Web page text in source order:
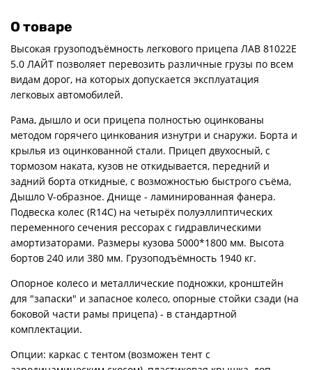
О товаре
Высокая грузоподъёмность легкового прицепа ЛАВ 81022Е
5.0 ЛАЙТ позволяет перевозить различные грузы по всем
видам дорог, на которых допускается эксплуатация
легковых автомобилей.
Рама, дышло и оси прицепа полностью оцинкованы
методом горячего цинкования изнутри и снаружи. Борта и
крылья из оцинкованной стали. Прицеп двухосный, с
тормозом наката, кузов не откидывается, передний и
задний борта откидные, с возможностью быстрого съёма,
Дышло V-образное. Днище - ламинированная фанера.
Подвеска колес (R14С) на четырёх полуэллиптических
переменного сечения рессорах с гидравлическими
амортизаторами. Размеры кузова 5000*1800 мм. Высота
бортов 240 или 380 мм. Грузоподъёмность 1940 кг.
Опорное колесо и металлические подножки, кронштейн
для "запаски" и запасное колесо, опорные стойки сзади (на
боковой части рамы прицепа) - в стандартной
комплектации.
Опции: каркас с тентом (возможен тент с